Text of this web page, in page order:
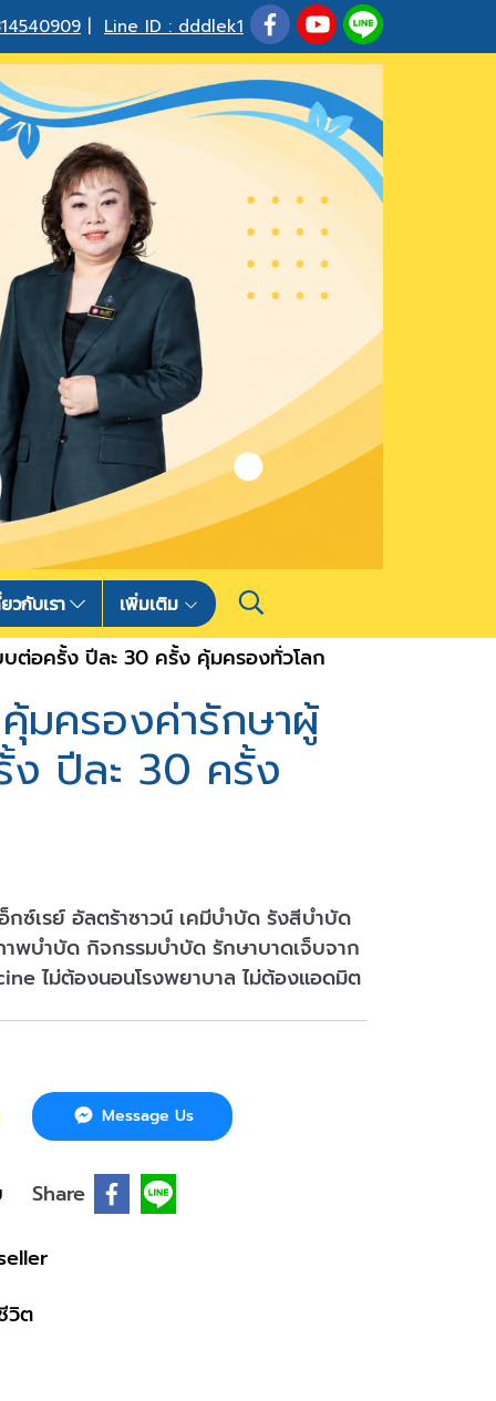
Line ID : dddlek1
วกับเรา เพิ่มเติม
ต่อครั้ง ปีละ 30 ครั้ง คุ้มครองทั่วโลก
มครองค่ารักษาผู้
ปีละ 30 ครั้ง
ซ์เรย์ อัลตร้าซาวน์ เคมีบำบัด รังสีบำบัด
าพบำบัด กิจกรรมบำบัด รักษาบาดเจ็บจาก
ไม่ต้องนอนโรงพยาบาล ไม่ต้องแอดมิต
Message Us
Share
วิต